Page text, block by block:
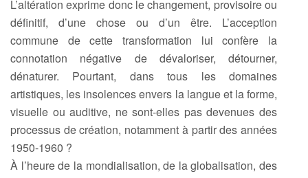
L’altération exprime donc le changement, provisoire ou
définitif, d’une chose ou d’un être. L’acception
commune de cette transformation lui confère la
connotation négative de dévaloriser, détourner,
dénaturer. Pourtant, dans tous les domaines
artistiques, les insolences envers la langue et la forme,
visuelle ou auditive, ne sont-elles pas devenues des
processus de création, notamment à partir des années
1950-1960 ?
À l’heure de la mondialisation, de la globalisation, des